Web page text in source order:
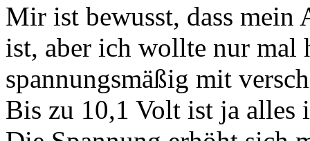
Mir ist bewusst, dass
ist, aber ich wollte nur mal
spannungsmäßig mit
Bis zu 10,1 Volt ist ja alles